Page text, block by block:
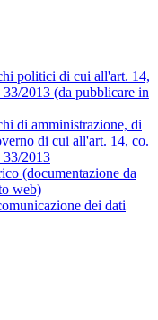
politici di cui all'art. 14,
2013 (da pubblicare in
di amministrazione, di
di cui all'art. 14, co.
33/2013
(documentazione da
web)
dei dati